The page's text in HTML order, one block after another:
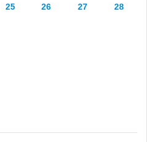
25 26 27 28